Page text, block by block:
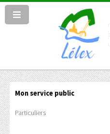
Mon service public
Particuliers